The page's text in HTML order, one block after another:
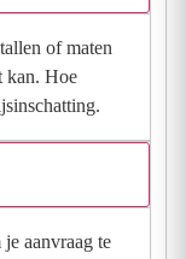
of maten
kan. Hoe
aanvraag te